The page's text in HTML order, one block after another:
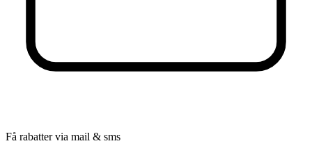
Få rabatter via mail & sms